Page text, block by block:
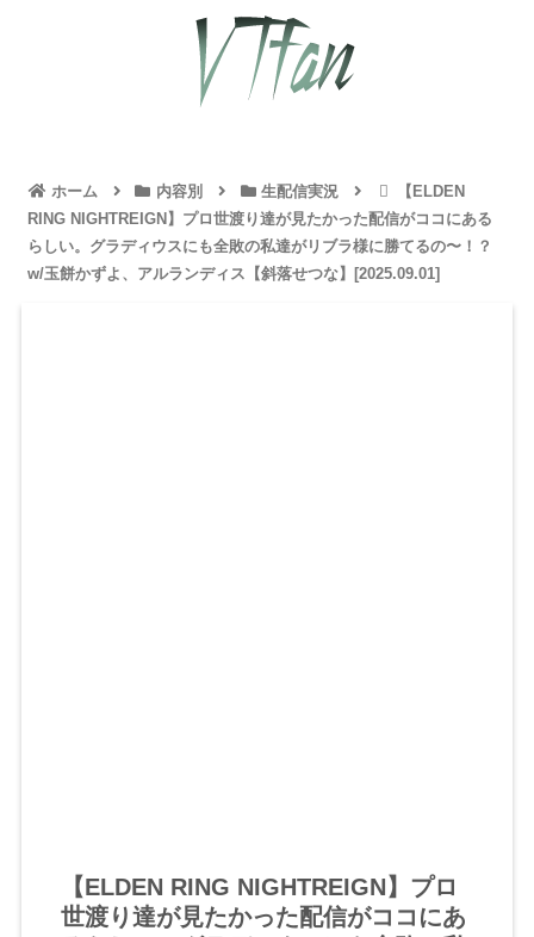
ホーム 内容別 生配信実況
【ELDEN
RING NIGHTREIGN】プロ世渡り達が見たかった配信がココにある
らしい。グラディウスにも全敗の私達がリブラ様に勝てるの〜！？
w/玉餅かずよ、アルランディス【斜落せつな】[2025.09.01]
【ELDEN RING NIGHTREIGN】プロ
世渡り達が見たかった配信がココにあ